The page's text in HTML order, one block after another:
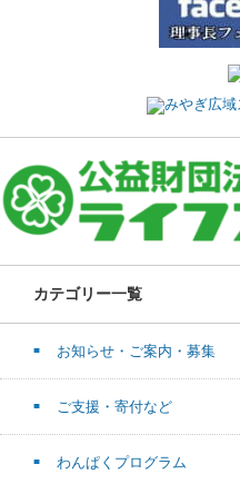
カテゴリー一覧
お知らせ・ご案内・募集
ご支援・寄付など
わんぱくプログラム